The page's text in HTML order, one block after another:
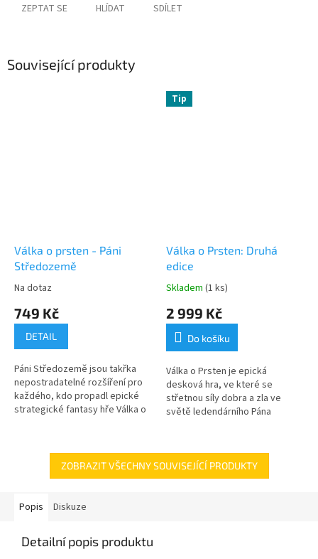
ZEPTAT SE HLÍDAT SDÍLET
Související produkty
Válka o prsten - Páni
Středozemě
Na dotaz
749 Kč
DETAIL
Páni Středozemě jsou takřka
nepostradatelné rozšíření pro
každého, kdo propadl epické
strategické fantasy hře Válka o
Tip
Válka o Prsten: Druhá
edice
Skladem (1 ks)
2 999 Kč
Do košíku
Válka o Prsten je epická
desková hra, ve které se
střetnou síly dobra a zla ve
světě ledendárního Pána
svobodných národů...
ZOBRAZIT VŠECHNY SOUVISEJÍCÍ PRODUKTY
Popis Diskuze
Detailní popis produktu